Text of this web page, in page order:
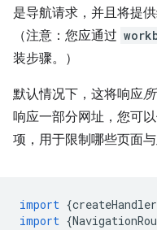
是导航请求，并且将提
（注意：您应通过
装步骤。）
默认情况下，这将响应
响应一部分网址，您可
项，用于限制哪些页面与
import {
import {